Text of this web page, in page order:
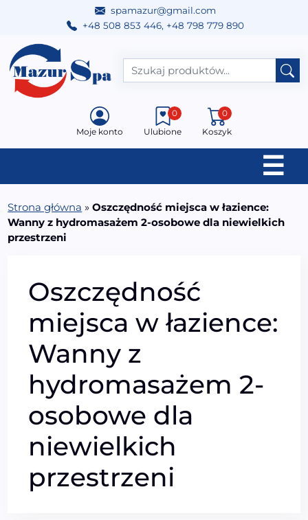
spamazur@gmail.com
+48 508 853 446, +48 798 779 890
Przejdź do treści
Main Navigation
Moje konto Ulubione
0
Koszyk
0
☰
Strona główna »Oszczędność miejsca w łazience:
Wanny z hydromasażem 2-osobowe dla niewielkich
przestrzeni
Oszczędność
miejsca w łazience:
Wanny z
hydromasażem 2-
osobowe dla
niewielkich
przestrzeni